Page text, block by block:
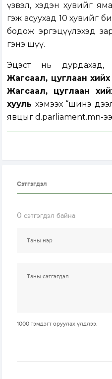
үзвэл, хэдэн хувийг
гэж асуухад 10 хувийг
бодож эргэцүүлэхэд
гэнэ шүү.
Эцэст нь дурдахад,
Жагсаал, цуглаан
Жагсаал, цуглаан
хууль хэмээх “шинэ
явцыг d.parliament.mn-
Сэтгэгдэл
0 сэтгэгдэл байна
1000 тэмдэгт оруулах үлдлээ.